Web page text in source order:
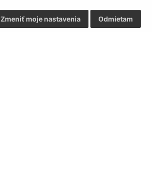
Odmietam
Zmeniť moje nastavenia